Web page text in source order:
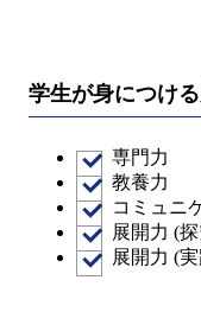
学生が身につけ
専門力
教養力
コミュニ
展開力 (
展開力 (